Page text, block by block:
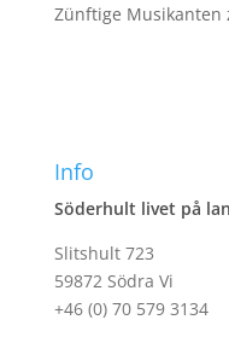
Zünftige Musikanten
Info
Söderhult livet på
Slitshult 723
59872 Södra Vi
+46 (0) 70 579 3134